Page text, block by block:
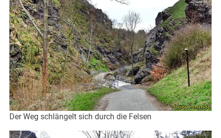
Der Weg schlängelt sich durch die Felsen